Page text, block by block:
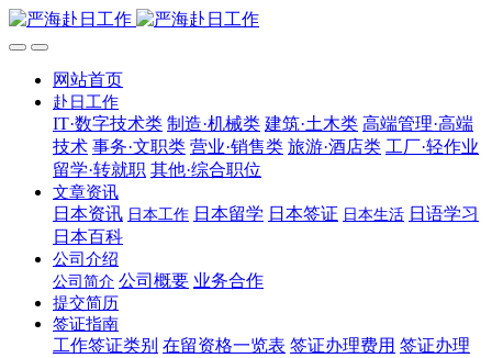
网站首页
赴日工作
IT·数字技术类 制造·机械类 建筑·土木类 高端管理·高端
技术 事务·文职类 营业·销售类 旅游·酒店类 工厂·轻作业
留学·转就职 其他·综合职位
文章资讯
日本资讯 日本工作 日本留学 日本签证 日本生活 日语学习
日本百科
公司介绍
公司简介 公司概要 业务合作
提交简历
签证指南
工作签证类别 在留资格一览表 签证办理费用 签证办理